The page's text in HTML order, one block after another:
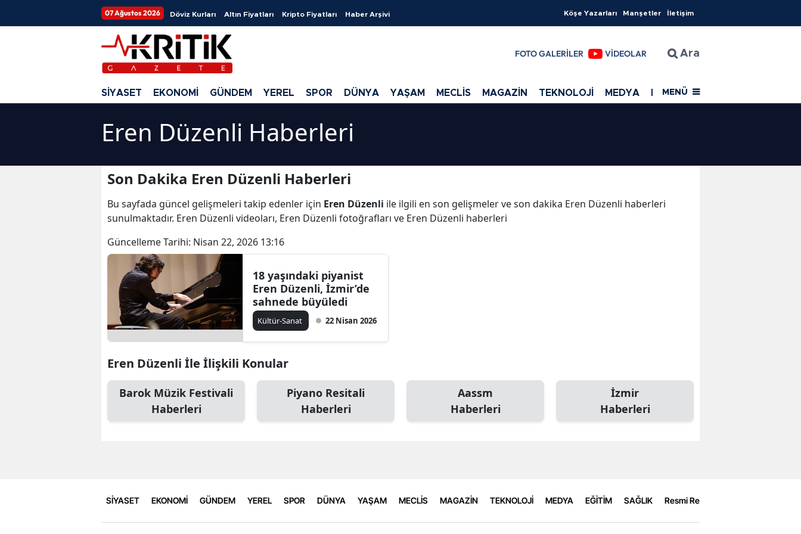
07 Ağustos 2026 Döviz Kurları Altın Fiyatları Kripto Fiyatları Haber Arşivi Köşe Yazarları Manşetler İletişim
FOTO GALERİLER VİDEOLAR Ara
SİYASET EKONOMİ GÜNDEM YEREL SPOR DÜNYA YAŞAM MECLİS MAGAZİN TEKNOLOJİ MEDYA EĞİTİM SAĞLIK
MENÜ
Eren Düzenli Haberleri
Son Dakika Eren Düzenli Haberleri
Bu sayfada güncel gelişmeleri takip edenler için Eren Düzenli ile ilgili en son gelişmeler ve son dakika Eren Düzenli haberleri
sunulmaktadır. Eren Düzenli videoları, Eren Düzenli fotoğrafları ve Eren Düzenli haberleri
Güncelleme Tarihi: Nisan 22, 2026 13:16
18 yaşındaki piyanist
Eren Düzenli, İzmir’de
sahnede büyüledi
Kültür-Sanat 22 Nisan 2026
Eren Düzenli İle İlişkili Konular
Barok Müzik Festivali
Haberleri
Piyano Resitali
Haberleri
Aassm
Haberleri
İzmir
Haberleri
SİYASET EKONOMİ GÜNDEM YEREL SPOR DÜNYA YAŞAM MECLİS MAGAZİN TEKNOLOJİ MEDYA EĞİTİM SAĞLIK Resmi Reklamlar